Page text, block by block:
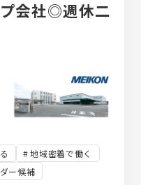
会社◎週休二
地域密着で働く
ー候補